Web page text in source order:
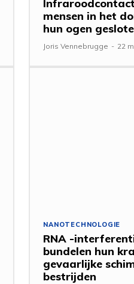
mensen in het
hun ogen
Joris Vennebrugge - 22
NANOTECHNOLOGIE
RNA -
bundelen hun
gevaarlijke
bestrijden